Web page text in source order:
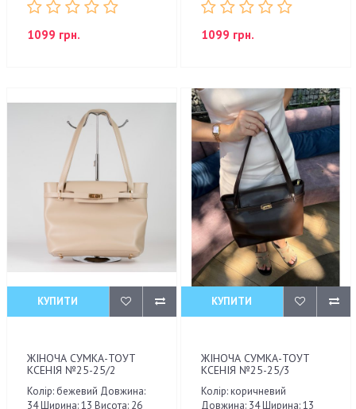
1099 грн. 1099 грн.
КУПИТИ
ЖІНОЧА СУМКА-ТОУТ
КСЕНІЯ №25-25/2
Колір: бежевий Довжина:
34 Ширина: 13 Висота: 26
КУПИТИ
ЖІНОЧА СУМКА-ТОУТ
КСЕНІЯ №25-25/3
Колір: коричневий
Довжина: 34 Ширина: 13